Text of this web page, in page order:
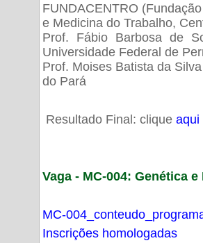
FUNDACENTRO
e Medicina do Trabalho,
Prof. Fábio Barbosa de
Universidade Federal de
Prof. Moises Batista da
do Pará
Resultado Final: clique aqui
Vaga - MC-004: Genética
MC-
Inscrições homologadas